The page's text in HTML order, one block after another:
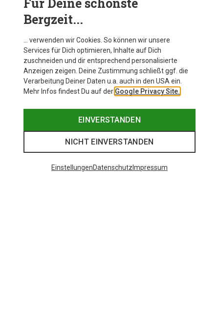
Du sparst 19%Bergzeit...
… verwenden wir Cookies. So können wir unsere
Services für Dich optimieren, Inhalte auf Dich
zuschneiden und dir entsprechend personalisierte
Anzeigen zeigen. Deine Zustimmung schließt ggf. die
Verarbeitung Deiner Daten u.a. auch in den USA ein.
Mehr Infos findest Du auf der Google Privacy Site.
EINVERSTANDEN
NICHT EINVERSTANDEN
EinstellungenDatenschutz Impressum